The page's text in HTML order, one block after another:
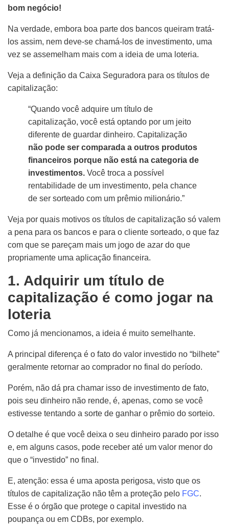
bom negócio!
Na verdade, embora boa parte dos bancos queiram tratá-
los assim, nem deve-se chamá-los de investimento, uma
vez se assemelham mais com a ideia de uma loteria.
Veja a definição da Caixa Seguradora para os títulos de
capitalização:
“Quando você adquire um título de
capitalização, você está optando por um jeito
diferente de guardar dinheiro. Capitalização
não pode ser comparada a outros produtos
financeiros porque não está na categoria de
investimentos. Você troca a possível
rentabilidade de um investimento, pela chance
de ser sorteado com um prêmio milionário.”
Veja por quais motivos os títulos de capitalização só valem
a pena para os bancos e para o cliente sorteado, o que faz
com que se pareçam mais um jogo de azar do que
propriamente uma aplicação financeira.
1. Adquirir um título de
capitalização é como jogar na
loteria
Como já mencionamos, a ideia é muito semelhante.
A principal diferença é o fato do valor investido no “bilhete”
geralmente retornar ao comprador no final do período.
Porém, não dá pra chamar isso de investimento de fato,
pois seu dinheiro não rende, é, apenas, como se você
estivesse tentando a sorte de ganhar o prêmio do sorteio.
O detalhe é que você deixa o seu dinheiro parado por isso
e, em alguns casos, pode receber até um valor menor do
que o “investido” no final.
E, atenção: essa é uma aposta perigosa, visto que os
títulos de capitalização não têm a proteção pelo FGC.
Esse é o órgão que protege o capital investido na
poupança ou em CDBs, por exemplo.